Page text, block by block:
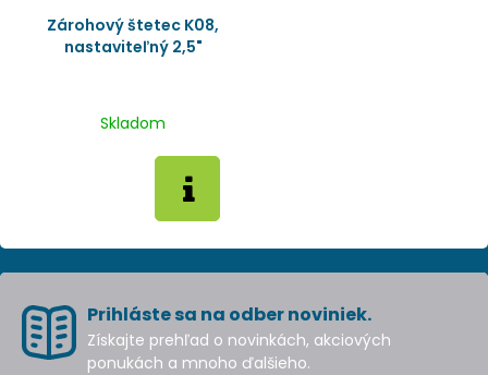
Zárohový štetec K08,
nastaviteľný 2,5"
Skladom
Prihláste sa na odber noviniek.
Získajte prehľad o novinkách, akciových
ponukách a mnoho ďalšieho.